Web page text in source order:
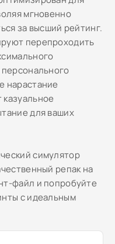
мгновенно
за высший рейтинг.
перепроходить
нарастание
для ваших
симулятор
репак на
файл и попробуйте
с идеальным